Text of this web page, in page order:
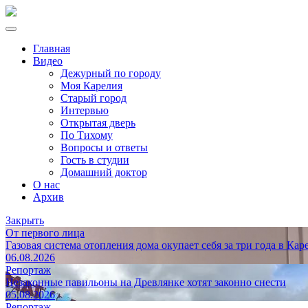
Главная
Видео
Дежурный по городу
Моя Карелия
Старый город
Интервью
Открытая дверь
По Тихому
Вопросы и ответы
Гость в студии
Домашний доктор
О нас
Архив
Закрыть
От первого лица
Газовая система отопления дома окупает себя за три года в
06.08.2026
Репортаж
Незаконные павильоны на Древлянке хотят законно снести
05.08.2026